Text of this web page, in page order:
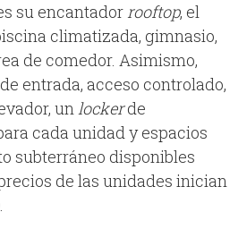
su encantadorrooftop, el
climatizada, gimnasio,
de comedor. Asimismo,
entrada, acceso controlado,
unlockerde
cada unidad y espacios
subterráneo disponibles
de las unidades inician